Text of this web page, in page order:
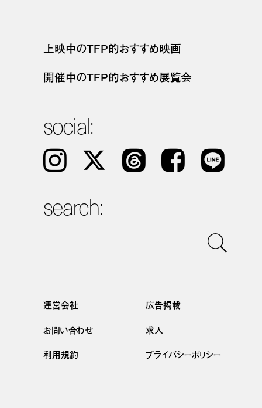
上映中のTFP的おすすめ映画
開催中のTFP的おすすめ展覧会
social:
Instagram 𝕏 Threads Facebook LINE
search:
運営会社
広告掲載
お問い合わせ
求人
利用規約 プライバシーポリシー